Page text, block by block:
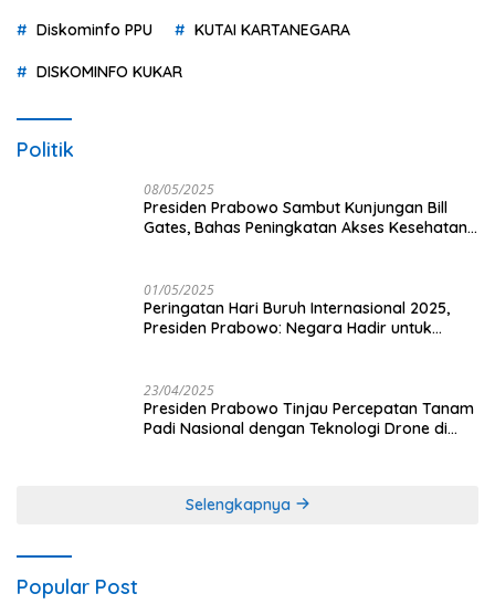
Diskominfo PPU KUTAI KARTANEGARA
DISKOMINFO KUKAR
Politik
08/05/2025
Presiden Prabowo Sambut Kunjungan Bill
Gates, Bahas Peningkatan Akses Kesehatan
01/05/2025
Peringatan Hari Buruh Internasional 2025,
Presiden Prabowo: Negara Hadir untuk
23/04/2025
Presiden Prabowo Tinjau Percepatan Tanam
Padi Nasional dengan Teknologi Drone di
Selengkapnya
Popular Post